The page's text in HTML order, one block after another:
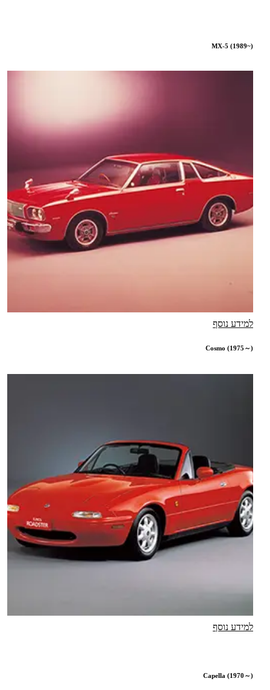
MX-5 (1989~)
למידע נוסף
Cosmo (1975～)
למידע נוסף
Capella (1970～)